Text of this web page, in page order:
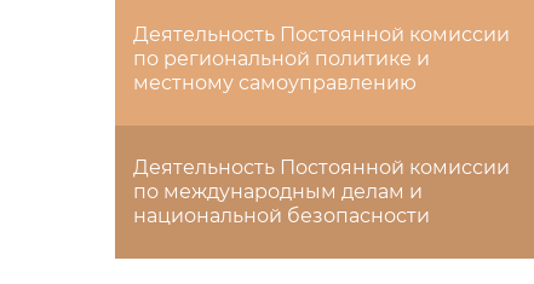
Деятельность Постоянной комиссии
по региональной политике и
местному самоуправлению
Деятельность Постоянной комиссии
по международным делам и
национальной безопасности